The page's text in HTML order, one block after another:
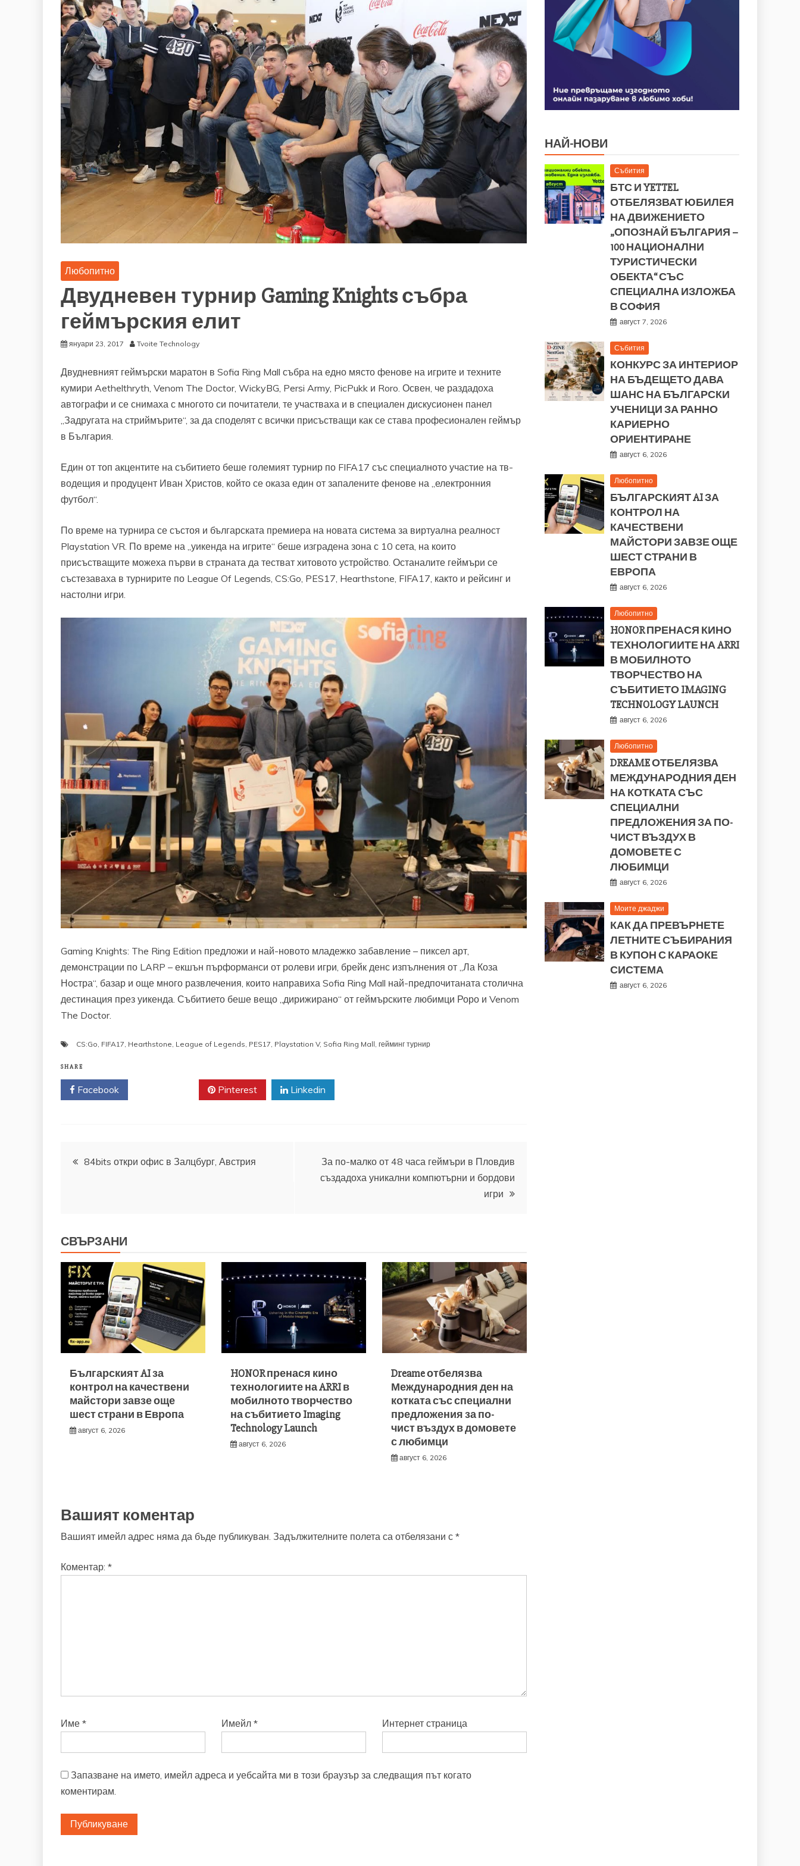
Любопитно
Двудневен турнир Gaming Knights събра
геймърския елит
януари 23, 2017 Tvoite Technology
Двудневният геймърски маратон в Sofia Ring Mall събра на едно място фенове на игрите и техните
кумири Aethelthryth, Venom The Doctor, WickyBG, Persi Army, PicPukk и Roro. Освен, че раздадоха
автографи и се снимаха с многото си почитатели, те участваха и в специален дискусионен панел
„Задругата на стриймърите“, за да споделят с всички присъстващи как се става професионален геймър
в България.
Един от топ акцентите на събитието беше големият турнир по FIFA17 със специалното участие на тв-
водещия и продуцент Иван Христов, който се оказа един от запалените фенове на „електронния
футбол“.
По време на турнира се състоя и българската премиера на новата система за виртуална реалност
Playstation VR. По време на „уикенда на игрите“ беше изградена зона с 10 сета, на които
присъстващите можеха първи в страната да тестват хитовото устройство. Останалите геймъри се
състезаваха в турнирите по League Of Legends, CS:Go, PES17, Hearthstone, FIFA17, както и рейсинг и
настолни игри.
Gaming Knights: The Ring Edition предложи и най-новото младежко забавление – пиксел арт,
демонстрации по LARP – екшън пърформанси от ролеви игри, брейк денс изпълнения от „Ла Коза
Ностра“, базар и още много развлечения, които направиха Sofia Ring Mall най-предпочитаната столична
дестинация през уикенда. Събитието беше вещо „дирижирано“ от геймърските любимци Роро и Venom
The Doctor.
CS:Go, FIFA17, Hearthstone, League of Legends, PES17, Playstation V, Sofia Ring Mall, гейминг турнир
SHARE
Facebook Pinterest Linkedin
Навигация
84bits откри офис в Залцбург, Австрия
За по-малко от 48 часа геймъри в Пловдив
създадоха уникални компютърни и бордови
игри
СВЪРЗАНИ
Българският AI за
контрол на качествени
майстори завзе още
шест страни в Европа
август 6, 2026
HONOR пренася кино
технологиите на ARRI в
мобилното творчество
на събитието Imaging
Technology Launch
август 6, 2026
Dreame отбелязва
Международния ден на
котката със специални
предложения за по-
чист въздух в домовете
с любимци
август 6, 2026
Вашият коментар
Вашият имейл адрес няма да бъде публикуван. Задължителните полета са отбелязани с *
Коментар: *
Име * Имейл* Интернет страница
Запазване на името, имейл адреса и уебсайта ми в този браузър за следващия път когато
коментирам.
НАЙ-НОВИ
Събития
БТС И YETTEL
ОТБЕЛЯЗВАТ ЮБИЛЕЯ
НА ДВИЖЕНИЕТО
„ОПОЗНАЙ БЪЛГАРИЯ –
100 НАЦИОНАЛНИ
ТУРИСТИЧЕСКИ
ОБЕКТА“ СЪС
СПЕЦИАЛНА ИЗЛОЖБА
В СОФИЯ
август 7, 2026
Събития
КОНКУРС ЗА ИНТЕРИОР
НА БЪДЕЩЕТО ДАВА
ШАНС НА БЪЛГАРСКИ
УЧЕНИЦИ ЗА РАННО
КАРИЕРНО
ОРИЕНТИРАНЕ
август 6, 2026
Любопитно
БЪЛГАРСКИЯТ AI ЗА
КОНТРОЛ НА
КАЧЕСТВЕНИ
МАЙСТОРИ ЗАВЗЕ ОЩЕ
ШЕСТ СТРАНИ В
ЕВРОПА
август 6, 2026
Любопитно
HONOR ПРЕНАСЯ КИНО
ТЕХНОЛОГИИТЕ НА ARRI
В МОБИЛНОТО
ТВОРЧЕСТВО НА
СЪБИТИЕТО IMAGING
TECHNOLOGY LAUNCH
август 6, 2026
Любопитно
DREAME ОТБЕЛЯЗВА
МЕЖДУНАРОДНИЯ ДЕН
НА КОТКАТА СЪС
СПЕЦИАЛНИ
ПРЕДЛОЖЕНИЯ ЗА ПО-
ЧИСТ ВЪЗДУХ В
ДОМОВЕТЕ С
ЛЮБИМЦИ
август 6, 2026
Моите джаджи
КАК ДА ПРЕВЪРНЕТЕ
ЛЕТНИТЕ СЪБИРАНИЯ
В КУПОН С КАРАОКЕ
СИСТЕМА
август 6, 2026